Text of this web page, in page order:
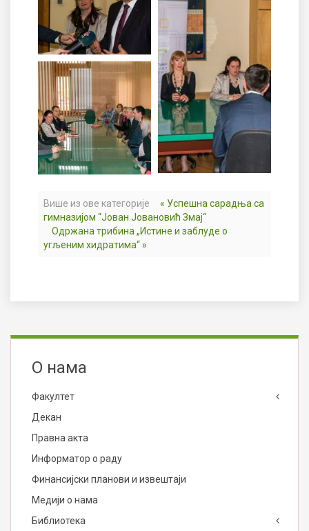
Више из ове категорије
« Успешна сарадња са
гимназијом “Јован Јовановић Змај“
Одржана трибина „Истине и заблуде о
угљеним хидратима“ »
О нама
Факултет
Декан
Правна акта
Информатор о раду
Финансијски планови и извештаји
Медији о нама
Библиотека